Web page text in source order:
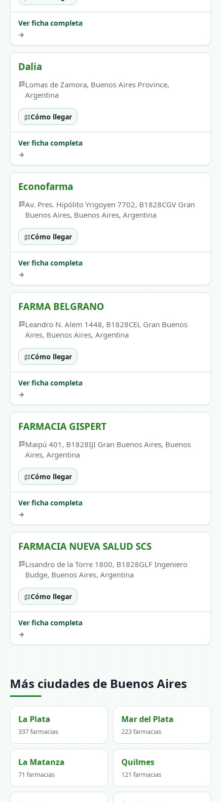
Ver ficha completa
→
Dalia
Lomas de Zamora, Buenos Aires Province,
Argentina
Cómo llegar
Ver ficha completa
→
Econofarma
Av. Pres. Hipólito Yrigoyen 7702, B1828CGV Gran
Buenos Aires, Buenos Aires, Argentina
Cómo llegar
Ver ficha completa
→
FARMA BELGRANO
Leandro N. Alem 1448, B1828CEL Gran Buenos
Aires, Buenos Aires, Argentina
Cómo llegar
Ver ficha completa
→
FARMACIA GISPERT
Maipú 401, B1828IJI Gran Buenos Aires, Buenos
Aires, Argentina
Cómo llegar
Ver ficha completa
→
FARMACIA NUEVA SALUD SCS
Lisandro de la Torre 1800, B1828GLF Ingeniero
Budge, Buenos Aires, Argentina
Cómo llegar
Ver ficha completa
→
Más ciudades de Buenos Aires
La Plata
337 farmacias
Mar del Plata
223 farmacias
La Matanza
71 farmacias
Quilmes
121 farmacias